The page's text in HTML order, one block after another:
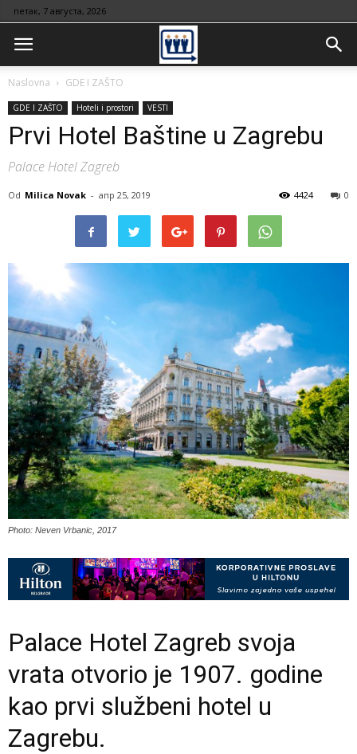
петак, 7 августа, 2026
Naslovna GDE I ZAŠTO
GDE I ZAŠTO Hoteli i prostori VESTI
Prvi Hotel Baštine u Zagrebu
Palace Hotel Zagreb
Od Milica Novak - апр 25, 2019 0
4424
Photo: Neven Vrbanic, 2017
Palace Hotel Zagreb svoja
vrata otvorio je 1907. godine
kao prvi službeni hotel u
Zagrebu.